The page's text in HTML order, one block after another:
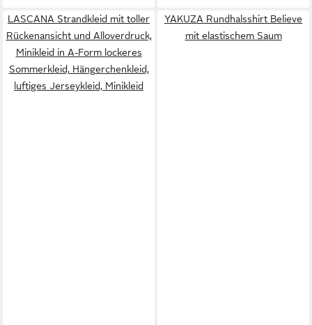
LASCANA Strandkleid mit toller
Rückenansicht und Alloverdruck,
Minikleid in A-Form lockeres
Sommerkleid, Hängerchenkleid,
luftiges Jerseykleid, Minikleid
YAKUZA Rundhalsshirt Believe
mit elastischem Saum